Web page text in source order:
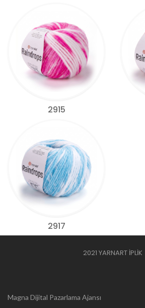
2915
2917
2021 YARNART İPLİK
Web
Magna Dijital Pazarlama Ajansı